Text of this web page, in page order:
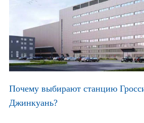
Почему выбирают станцию
Джинкуань?